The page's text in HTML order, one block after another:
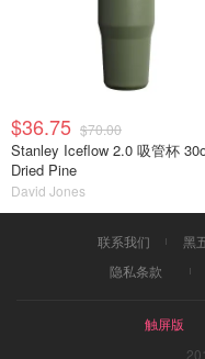
$36.75 $70.00
Stanley Iceflow 2.0 吸管杯 30oz
Dried Pine
David Jones
联系我们 黑
隐私条款
触屏版